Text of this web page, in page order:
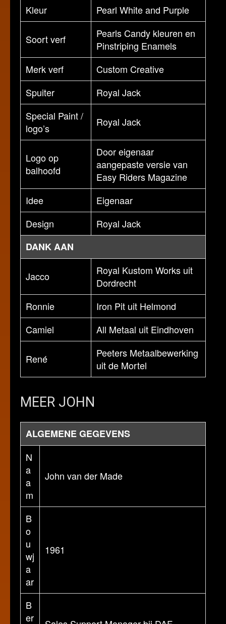
Kleur
Pearl White and Purple
Soort verf
Pearls Candy kleuren en
Pinstriping Enamels
Merk verf
Custom Creative
Spuiter
Royal Jack
Special Paint /
logo’s
Royal Jack
Logo op
balhoofd
Door eigenaar
aangepaste versie van
Easy Riders Magazine
Idee
Eigenaar
Design
Royal Jack
DANK AAN
Jacco
Royal Kustom Works uit
Dordrecht
Ronnie
Iron Pit uit Helmond
Camiel
All Metaal uit Eindhoven
René
Peeters Metaalbewerking
uit de Mortel
MEER JOHN
ALGEMENE GEGEVENS
N
a
a
m
John van der Made
B
o
u
wj
a
ar
1961
B
er